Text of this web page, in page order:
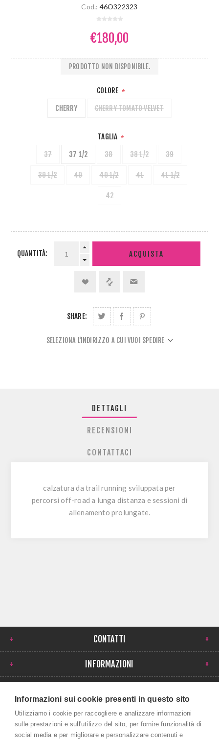
Cod.: 46O322323
€180,00
COLORE *
CHERRY CHERRY TOMATO VELVET
TAGLIA *
37 37 1/2 38 38 1/2 39
39 1/2 40 40 1/2 41 41 1/2
42
PRODOTTO NON DISPONIBILE.
QUANTITÀ: ACQUISTA
SHARE:
SELEZIONA L'INDIRIZZO A CUI VUOI SPEDIRE
DETTAGLI
RECENSIONI
CONTATTACI
calzatura da trail running sviluppata per
percorsi off-road a lunga distanza e sessioni di
allenamento prolungate.
CONTATTI
INFORMAZIONI
NEWSLETTER
Informazioni sui cookie presenti in questo sito
Utilizziamo i cookie per raccogliere e analizzare informazioni
sulle prestazioni e sull'utilizzo del sito, per fornire funzionalità di
social media e per migliorare e personalizzare contenuti e